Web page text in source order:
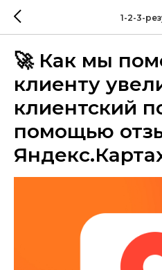
1-2-3-
🚀 Как мы
клиенту
клиентский
помощью